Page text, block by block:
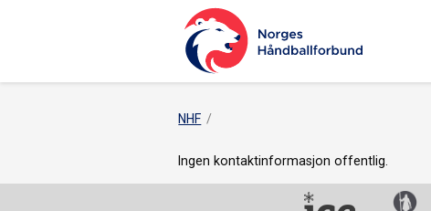
NHF
Ingen kontaktinformasjon offentlig.